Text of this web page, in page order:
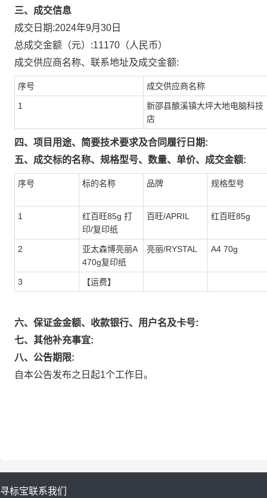
三、成交信息
成交日期:2024年9月30日
总成交金额（元）:11170 （人民币）
成交供应商名称、联系地址及成交金额:
序号 成交供应商名称
1
新邵县酿溪镇大坪大地电脑科技
店
四、项目用途、简要技术要求及合同履行日期:
五、成交标的名称、规格型号、数量、单价、成交金额:
序号 标的名称 品牌 规格型号
1
红百旺85g 打
印/复印纸
百旺/APRIL 红百旺85g
2
亚太森博亮丽A
470g复印纸
亮丽/RYSTAL A4 70g
3 【运费】
六、保证金金额、收款银行、用户名及卡号:
七、其他补充事宜:
八、公告期限:
自本公告发布之日起1个工作日。
寻标宝联系我们